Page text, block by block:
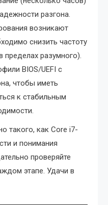
разгона.
возникают
снизить частоту
пределах разумного).
BIOS/UEFI с
чтобы иметь
к стабильным
такого, как Core i7-
и понимания
проверяйте
этапе. Удачи в